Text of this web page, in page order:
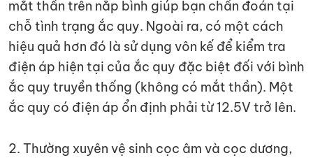
mắt thần trên nắp bình giúp bạn chẩn đoán tại
chỗ tình trạng ắc quy. Ngoài ra, có một cách
hiệu quả hơn đó là sử dụng vôn kế để kiểm tra
điện áp hiện tại của ắc quy đặc biệt đối với bình
ắc quy truyền thống (không có mắt thần). Một
ắc quy có điện áp ổn định phải từ 12.5V trở lên.
2. Thường xuyên vệ sinh cọc âm và cọc dương,